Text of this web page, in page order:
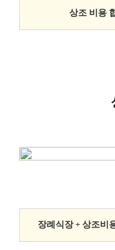
상조 비용
장례식장 + 상조비